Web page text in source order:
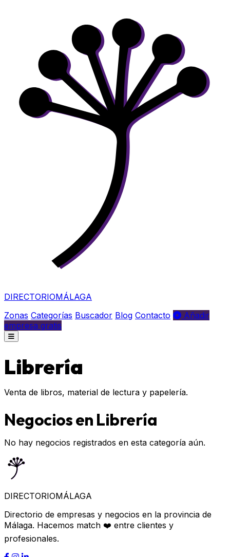
DIRECTORIOMÁLAGA
Zonas Categorías Buscador Blog Contacto
Añadir
empresa gratis
Librería
Venta de libros, material de lectura y papelería.
Negocios en Librería
No hay negocios registrados en esta categoría aún.
DIRECTORIOMÁLAGA
Directorio de empresas y negocios en la provincia de
Málaga. Hacemos match ❤️ entre clientes y
profesionales.